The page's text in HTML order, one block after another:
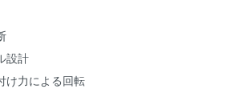
設計
け力による回転